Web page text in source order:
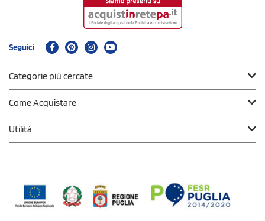
Seguici
Categorie più cercate
Come Acquistare
Utilità